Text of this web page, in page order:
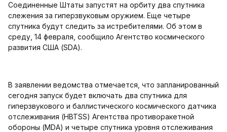
Соединенные Штаты запустят на орбиту два спутника
слежения за гиперзвуковым оружием. Еще четыре
спутника будут следить за истребителями. Об этом в
среду, 14 февраля, сообщило Агентство космического
развития США (SDA).
В заявлении ведомства отмечается, что запланированный
сегодня запуск будет включать два спутника для
гиперзвукового и баллистического космического датчика
отслеживания (HBTSS) Агентства противоракетной
обороны (MDA) и четыре спутника уровня отслеживания